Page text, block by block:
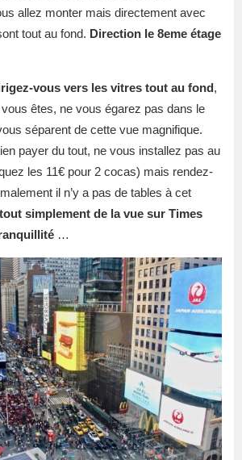
allez monter mais directement avec
tout au fond. Direction le 8eme étage
vous vers les vitres tout au fond,
vous êtes, ne vous égarez pas dans le
séparent de cette vue magnifique.
payer du tout, ne vous installez pas au
les 11€ pour 2 cocas) mais rendez-
il n’y a pas de tables à cet
simplement de la vue sur Times
…